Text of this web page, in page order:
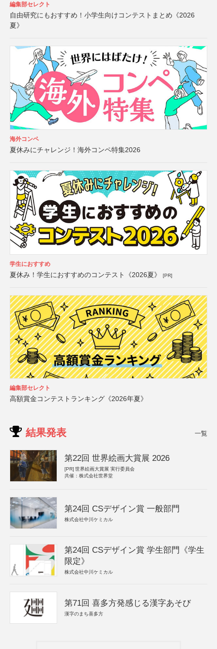
編集部セレクト
自由研究にもおすすめ！小学生向けコンテストまとめ《2026
夏》
海外コンペ
夏休みにチャレンジ！海外コンペ特集2026
学生におすすめ
夏休み！学生におすすめのコンテスト《2026夏》 [PR]
編集部セレクト
高額賞金コンテストランキング《2026年夏》
結果発表 一覧
第22回 世界絵画大賞展 2026
[PR] 世界絵画大賞展 実行委員会
共催：株式会社世界堂
第24回 CSデザイン賞 一般部門
株式会社中川ケミカル
第24回 CSデザイン賞 学生部門《学生
限定》
株式会社中川ケミカル
第71回 喜多方発感じる漢字あそび
漢字のまち喜多方